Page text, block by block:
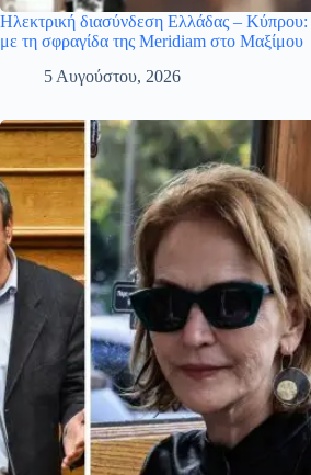
Ηλεκτρική διασύνδεση Ελλάδας – Κύπρου:
με τη σφραγίδα της Meridiam στο Μαξίμου
5 Αυγούστου, 2026